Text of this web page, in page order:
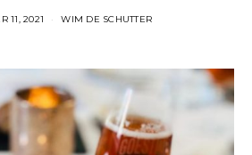
11, 2021 WIM DE SCHUTTER